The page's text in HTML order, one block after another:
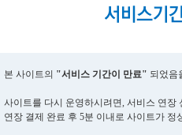
본 사이트의 "서비스 기간이 만료" 되었음
사이트를 다시 운영하시려면, 서비스 연장
연장 결제 완료 후 5분 이내로 사이트가 정